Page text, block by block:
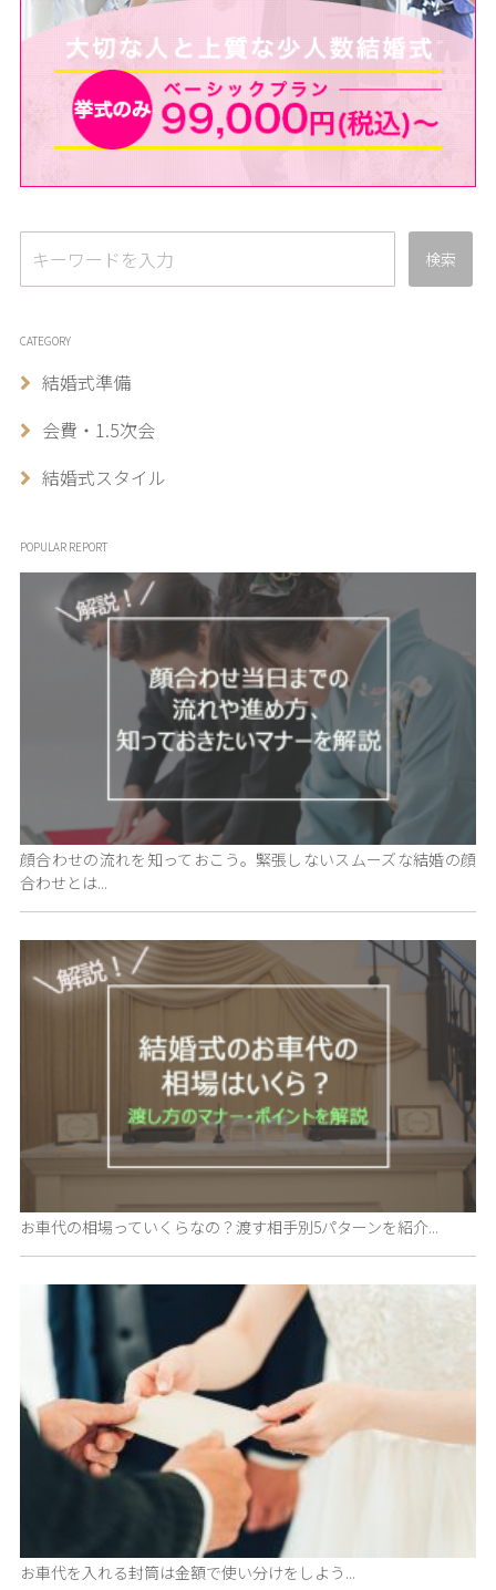
検索
CATEGORY
結婚式準備
会費・1.5次会
結婚式スタイル
POPULAR REPORT
顔合わせの流れを知っておこう。緊張しないスムーズな結婚の顔
合わせとは...
お車代の相場っていくらなの？渡す相手別5パターンを紹介...
お車代を入れる封筒は金額で使い分けをしよう...